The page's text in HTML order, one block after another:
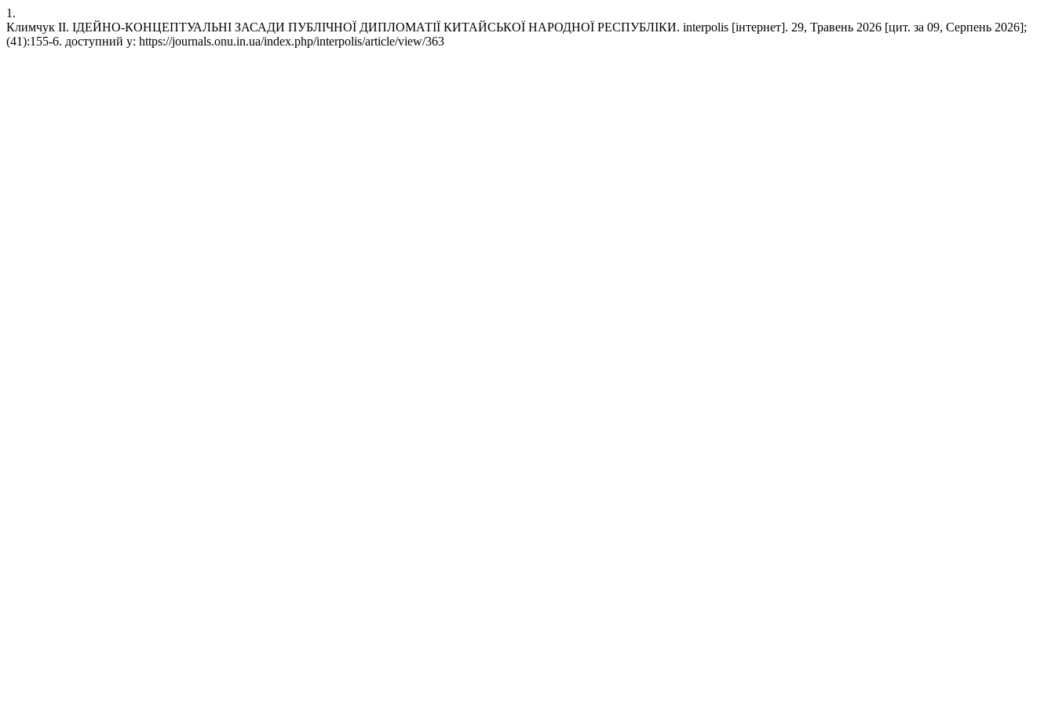
1.
Климчук ІІ. ІДЕЙНО-КОНЦЕПТУАЛЬНІ ЗАСАДИ ПУБЛІЧНОЇ ДИПЛОМАТІЇ КИТАЙСЬКОЇ НАРОДНОЇ РЕСПУБЛІКИ. interpolis [інтернет]. 29, Травень 2026 [цит. за 09, Серпень 2026];
(41):155-6. доступний у: https://journals.onu.in.ua/index.php/interpolis/article/view/363